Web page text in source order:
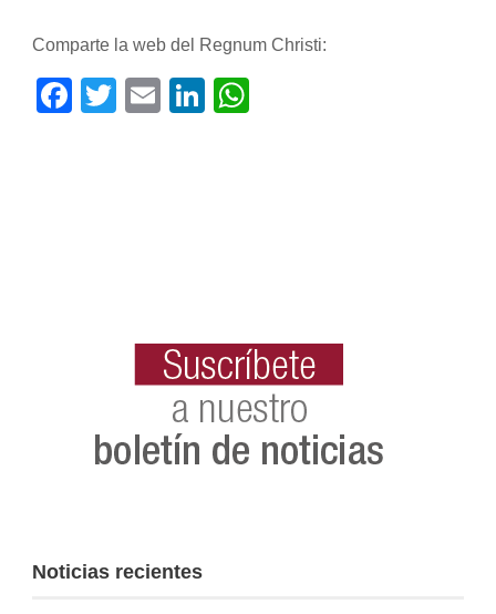
Comparte la web del Regnum Christi:
Facebook
Twitter
EmailLinkedIn
Noticias recientes